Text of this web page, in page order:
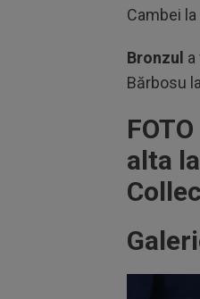
Cambei
Bronzul
Bărbosu
alta